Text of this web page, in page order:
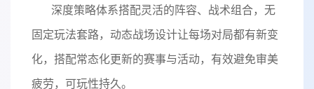
深度策略体系搭配灵活的阵容、战术组合，无
固定玩法套路，动态战场设计让每场对局都有新变
化，搭配常态化更新的赛事与活动，有效避免审美
疲劳，可玩性持久。